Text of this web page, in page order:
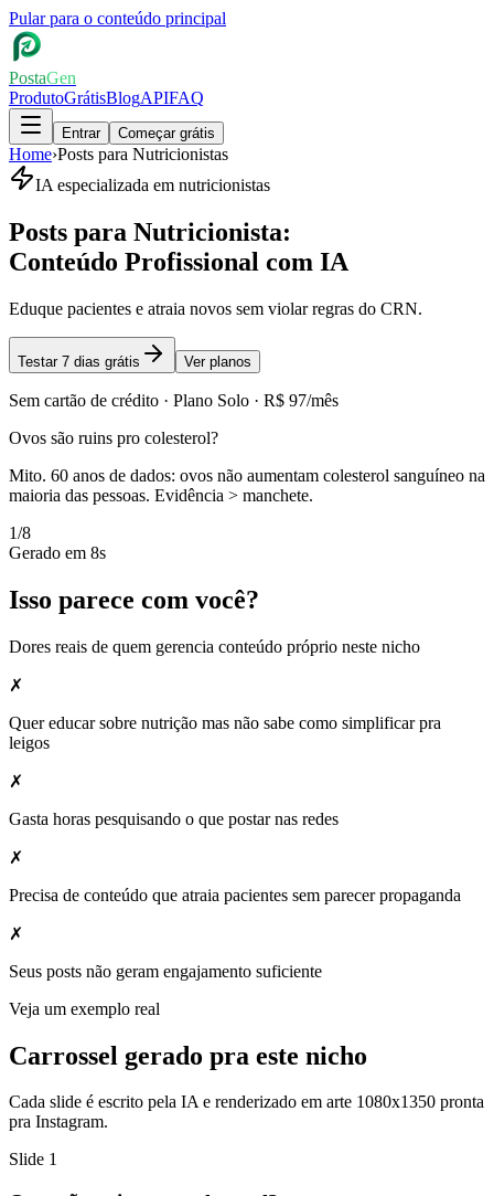
Pular para o conteúdo principal
PostaGen
ProdutoGrátisBlogAPIFAQ
Entrar Começar grátis
Home›Posts para Nutricionistas
IA especializada em nutricionistas
Posts para Nutricionista:
Conteúdo Profissional com IA
Eduque pacientes e atraia novos sem violar regras do CRN.
Testar 7 dias grátis Ver planos
Sem cartão de crédito · Plano Solo · R$ 97/mês
Ovos são ruins pro colesterol?
Mito. 60 anos de dados: ovos não aumentam colesterol sanguíneo na
maioria das pessoas. Evidência > manchete.
1/8
Gerado em 8s
Isso parece com você?
Dores reais de quem gerencia conteúdo próprio neste nicho
✗
Quer educar sobre nutrição mas não sabe como simplificar pra
leigos
✗
Gasta horas pesquisando o que postar nas redes
✗
Precisa de conteúdo que atraia pacientes sem parecer propaganda
✗
Seus posts não geram engajamento suficiente
Veja um exemplo real
Carrossel gerado pra este nicho
Cada slide é escrito pela IA e renderizado em arte 1080x1350 pronta
pra Instagram.
Slide 1